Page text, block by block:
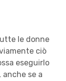
le donne
ciò
eseguirlo
se a